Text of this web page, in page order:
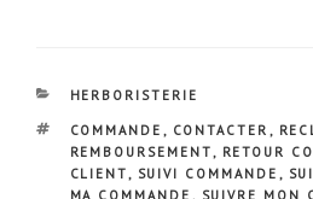
CATÉGORIES
HERBORISTERIE
ÉTIQUETTES
COMMANDE , CONTACTER ,
REMBOURSEMENT, RETOUR
CLIENT, SUIVI COMMANDE ,
MA COMMANDE , SUIVRE MON